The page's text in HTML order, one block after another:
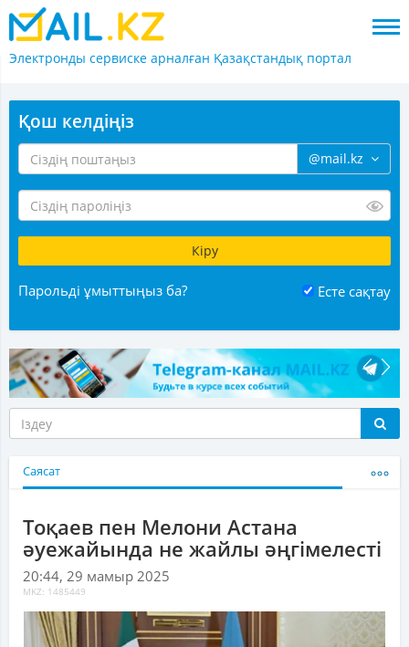
Электронды сервиске арналған Қазақстандық портал
Қош келдіңіз
@mail.kz
Парольді ұмыттыңыз ба? Есте сақтау
Саясат
Тоқаев пен Мелони Астана
әуежайында не жайлы әңгімелесті
20:44, 29 мамыр 2025
MKZ: 1485449